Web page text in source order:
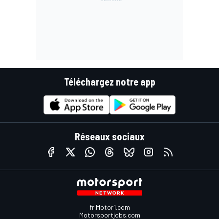
Téléchargez notre app
Réseaux sociaux
fr.Motor1.com
Motorsportjobs.com